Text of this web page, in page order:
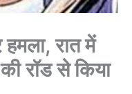
हमला, रात में
रॉड से किया